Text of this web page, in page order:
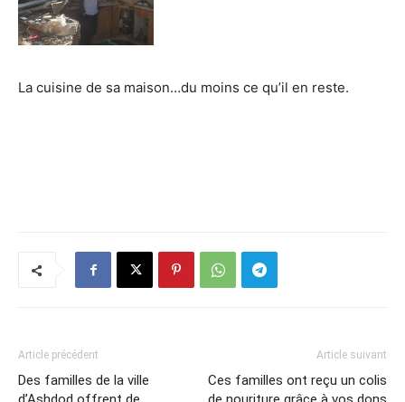
La cuisine de sa maison…du moins ce qu’il en reste.
Article précédent
Des familles de la ville
Article suivant
Ces familles ont reçu un colis